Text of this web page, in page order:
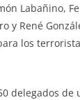
Labañino,
y René
los
delegados de